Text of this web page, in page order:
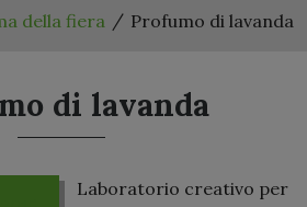
della fiera Profumo di lavanda
di lavanda
Laboratorio creativo per